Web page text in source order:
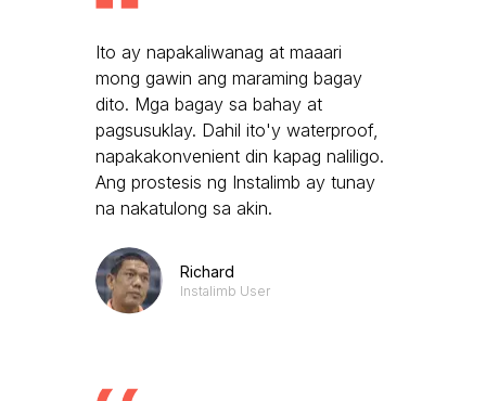
Ito ay napakaliwanag at maaari
mong gawin ang maraming bagay
dito. Mga bagay sa bahay at
pagsusuklay. Dahil ito'y waterproof,
napakakonvenient din kapag naliligo.
Ang prostesis ng Instalimb ay tunay
na nakatulong sa akin.
Richard
Instalimb User